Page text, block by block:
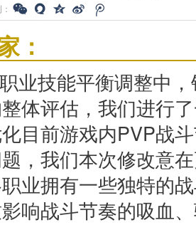
：
技能平衡调整中，
体评估，我们进行
目前游戏内PVP战
，我们本次修改意
业拥有一些独特的
响战斗节奏的吸血